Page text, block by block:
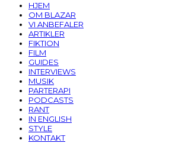
HJEM
OM BLAZAR
VI ANBEFALER
ARTIKLER
FIKTION
FILM
GUIDES
INTERVIEWS
MUSIK
PARTERAPI
PODCASTS
RANT
IN ENGLISH
STYLE
KONTAKT